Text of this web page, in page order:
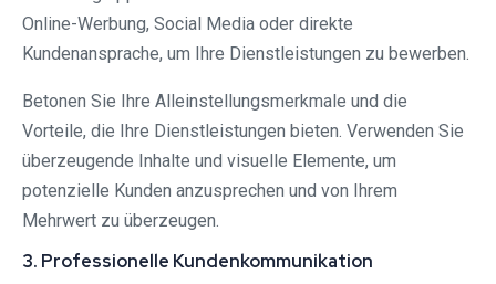
Online-Werbung, Social Media oder direkte
Kundenansprache, um Ihre Dienstleistungen zu bewerben.
Betonen Sie Ihre Alleinstellungsmerkmale und die
Vorteile, die Ihre Dienstleistungen bieten. Verwenden Sie
überzeugende Inhalte und visuelle Elemente, um
potenzielle Kunden anzusprechen und von Ihrem
Mehrwert zu überzeugen.
3. Professionelle Kundenkommunikation